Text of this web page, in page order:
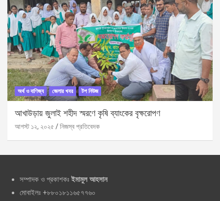
অর্থ ও বাণিজ্য জেলার খবর টপ নিউজ
আখাউড়ায় জুলাই শহীদ স্মরণে কৃষি ব্যাংকের বৃক্ষরোপণ
আগস্ট ১২, ২০২৫ নিজস্ব প্রতিবেদক
সম্পাদক ও প্রকাশকঃ ইমামুল আহসান
মোবাইলঃ +৮৮০১৮১১৬৫৭৭৬০